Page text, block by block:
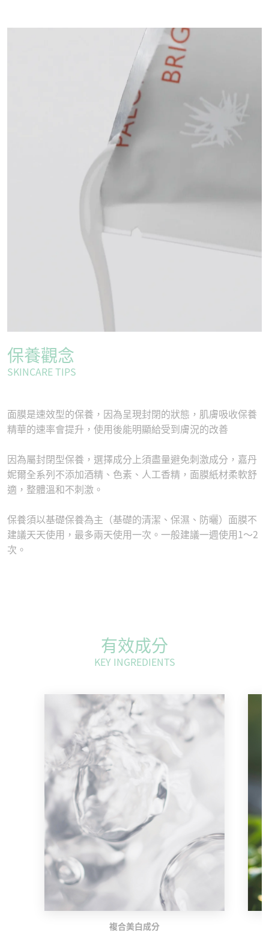
保養觀念
SKINCARE TIPS
面膜是速效型的保養，因為呈現封閉的狀態，肌膚吸收保養
精華的速率會提升，使用後能明顯給受到膚況的改善
因為屬封閉型保養，選擇成分上須盡量避免刺激成分，嘉丹
妮爾全系列不添加酒精、色素、人工香精，面膜紙材柔軟舒
適，整體溫和不刺激。
保養須以基礎保養為主（基礎的清潔、保濕、防曬）面膜不
建議天天使用，最多兩天使用一次。一般建議一週使用1～2
次。
有效成分
KEY INGREDIENTS
複合美白成分